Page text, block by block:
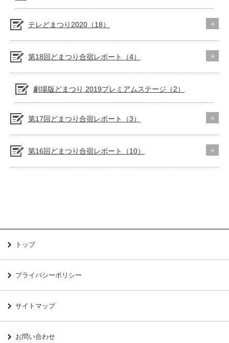
テレどまつり2020（18）
第18回どまつり合宿レポート（4）
劇場版どまつり 2019プレミアムステージ（2）
第17回どまつり合宿レポート（3）
第16回どまつり合宿レポート（10）
トップ
プライバシーポリシー
サイトマップ
お問い合わせ